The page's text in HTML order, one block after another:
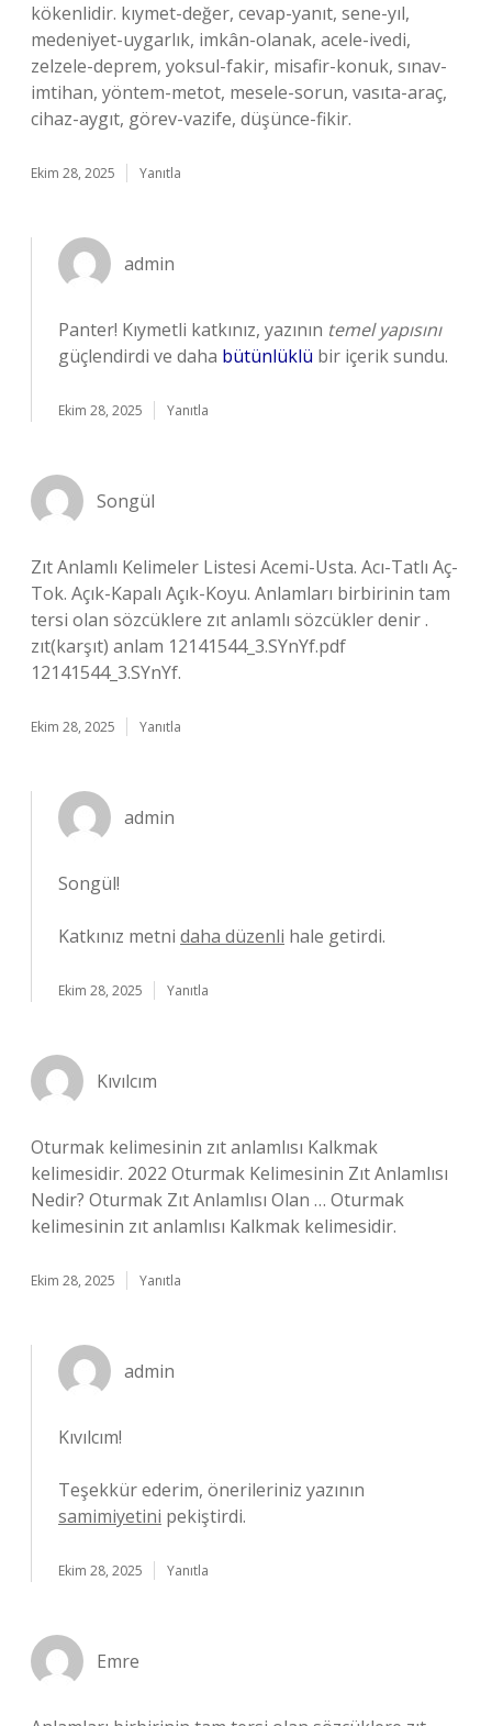
kökenlidir. kıymet-değer, cevap-yanıt, sene-yıl,
medeniyet-uygarlık, imkân-olanak, acele-ivedi,
zelzele-deprem, yoksul-fakir, misafir-konuk, sınav-
imtihan, yöntem-metot, mesele-sorun, vasıta-araç,
cihaz-aygıt, görev-vazife, düşünce-fikir.
Ekim 28, 2025 Yanıtla
admin
Panter! Kıymetli katkınız, yazının temel yapısını
güçlendirdi ve daha bütünlüklü bir içerik sundu.
Ekim 28, 2025 Yanıtla
Songül
Zıt Anlamlı Kelimeler Listesi Acemi-Usta. Acı-Tatlı Aç-
Tok. Açık-Kapalı Açık-Koyu. Anlamları birbirinin tam
tersi olan sözcüklere zıt anlamlı sözcükler denir .
zıt(karşıt) anlam 12141544_3.SYnYf.pdf
12141544_3.SYnYf.
Ekim 28, 2025 Yanıtla
admin
Songül!
Katkınız metni daha düzenli hale getirdi.
Ekim 28, 2025 Yanıtla
Kıvılcım
Oturmak kelimesinin zıt anlamlısı Kalkmak
kelimesidir. 2022 Oturmak Kelimesinin Zıt Anlamlısı
Nedir? Oturmak Zıt Anlamlısı Olan … Oturmak
kelimesinin zıt anlamlısı Kalkmak kelimesidir.
Ekim 28, 2025 Yanıtla
admin
Kıvılcım!
Teşekkür ederim, önerileriniz yazının
samimiyetini pekiştirdi.
Ekim 28, 2025 Yanıtla
Emre